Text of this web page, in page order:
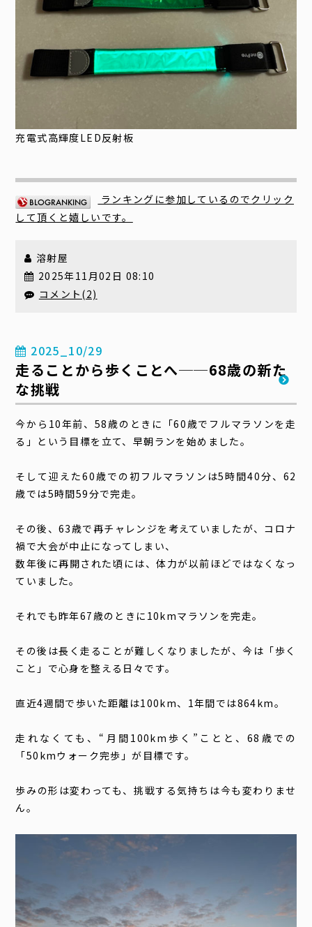
充電式高輝度LED反射板
ランキングに参加しているのでクリック
して頂くと嬉しいです。
溶射屋
2025年11月02日 08:10
コメント(2)
2025_10/29
走ることから歩くことへ──68歳の新た
な挑戦
今から10年前、58歳のときに「60歳でフルマラソンを走
る」という目標を立て、早朝ランを始めました。
そして迎えた60歳での初フルマラソンは5時間40分、62
歳では5時間59分で完走。
その後、63歳で再チャレンジを考えていましたが、コロナ
禍で大会が中止になってしまい、
数年後に再開された頃には、体力が以前ほどではなくなっ
ていました。
それでも昨年67歳のときに10kmマラソンを完走。
その後は長く走ることが難しくなりましたが、今は「歩く
こと」で心身を整える日々です。
直近4週間で歩いた距離は100km、1年間では864km。
走れなくても、“月間100km歩く”ことと、68歳での
「50kmウォーク完歩」が目標です。
歩みの形は変わっても、挑戦する気持ちは今も変わりませ
ん。